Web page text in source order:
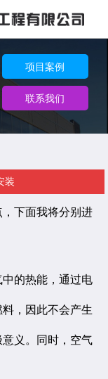
项目案例
联系我们
装
下面我将分别进
的热能，通过电
，因此不会产生
义。同时，空气